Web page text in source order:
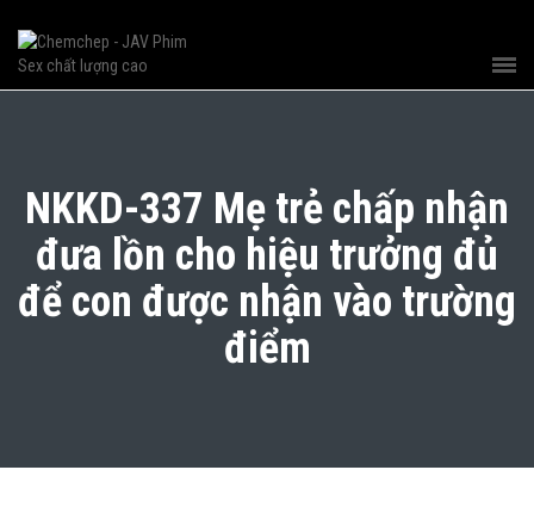
NKKD-337 Mẹ trẻ chấp nhận
đưa lồn cho hiệu trưởng đủ
để con được nhận vào trường
điểm